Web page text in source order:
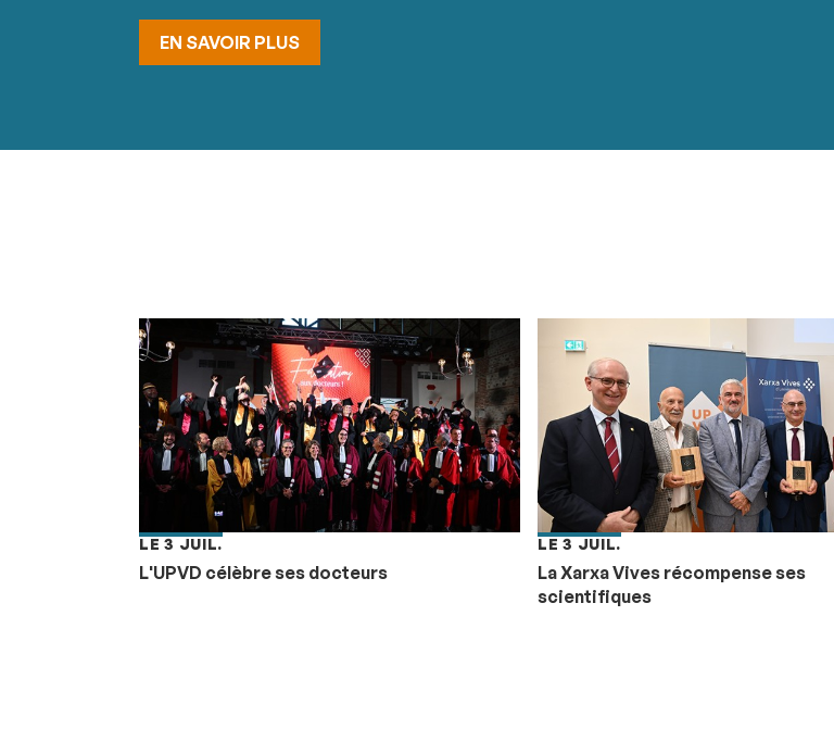
EN SAVOIR PLUS
LE 3 JUIL.
L'UPVD célèbre ses docteurs
LE 3 JUIL.
La Xarxa Vives récompense ses
scientifiques